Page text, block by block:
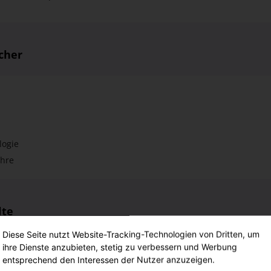
Informationen für die Betreuung der Heimbewohner
Hilfebedarfs des Bewohners durch die Erstellung des
Diese Seite nutzt Website-Tracking-Technologien von Dritten, um
ihre Dienste anzubieten, stetig zu verbessern und Werbung
entsprechend den Interessen der Nutzer anzuzeigen.